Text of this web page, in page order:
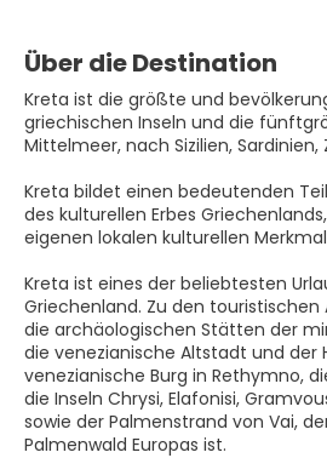
Über die Destination
Kreta ist die größte und
griechischen Inseln und die
Mittelmeer, nach Sizilien, Sardinien,
Kreta bildet einen bedeutenden
des kulturellen Erbes
eigenen lokalen kulturellen
Kreta ist eines der beliebtesten
Griechenland. Zu den
die archäologischen Stätten der
die venezianische Altstadt und der
venezianische Burg in Rethymno,
die Inseln Chrysi, Elafonisi,
sowie der Palmenstrand von Vai,
Palmenwald Europas ist.